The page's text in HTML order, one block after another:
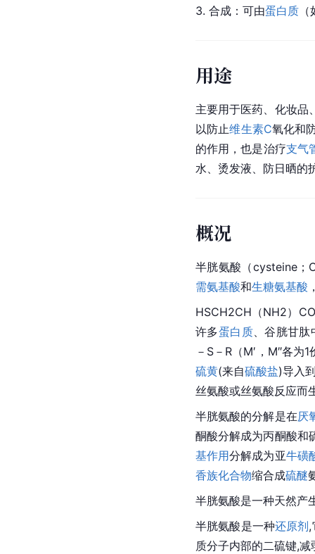
3. 合成：可由蛋白质
用途
主要用于医药、化妆品
以防止维生素C氧化和
的作用，也是治疗支气
水、烫发液、防日晒的
概况
半胱氨酸（cysteine；
需氨基酸和生糖氨基酸
HSCH2CH（NH2）
许多蛋白质、谷胱甘
－S－R（M′，M″各为
硫黄(来自硫酸盐)导入
丝氨酸或丝氨酸反应而
半胱氨酸的分解是在厌
酮酸分解成为丙酮酸和
基作用分解成为亚牛磺
香族化合物缩合成硫醚
半胱氨酸是一种天然产
半胱氨酸是一种还原剂,
质分子内部的二硫键,